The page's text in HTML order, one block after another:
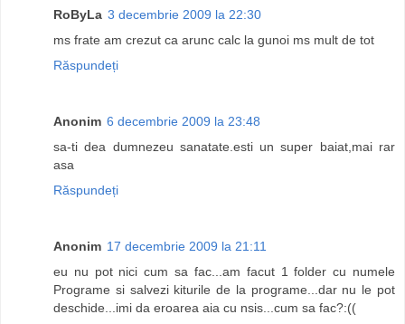
RoByLa 3 decembrie 2009 la 22:30
ms frate am crezut ca arunc calc la gunoi ms mult de tot
Răspundeți
Anonim 6 decembrie 2009 la 23:48
sa-ti dea dumnezeu sanatate.esti un super baiat,mai rar
asa
Răspundeți
Anonim 17 decembrie 2009 la 21:11
eu nu pot nici cum sa fac...am facut 1 folder cu numele
Programe si salvezi kiturile de la programe...dar nu le pot
deschide...imi da eroarea aia cu nsis...cum sa fac?:((